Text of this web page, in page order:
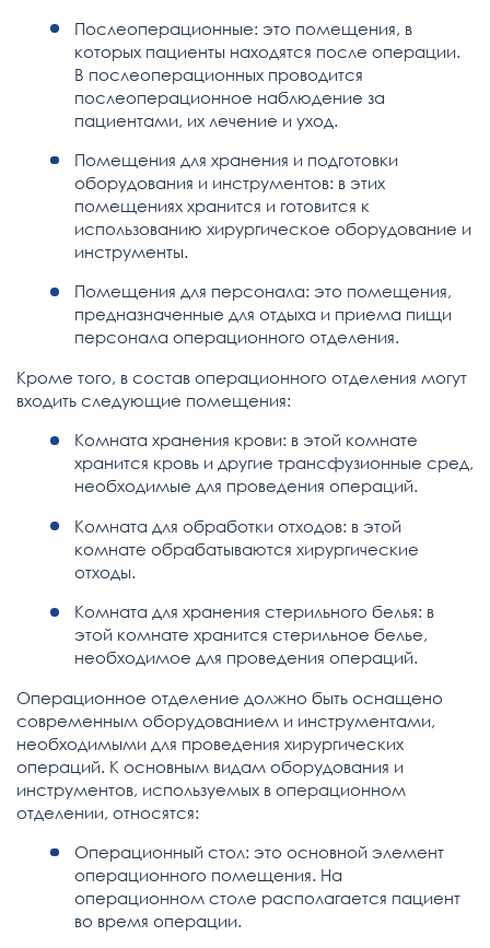
Послеоперационные: это помещения, в
которых пациенты находятся после операции.
В послеоперационных проводится
послеоперационное наблюдение за
пациентами, их лечение и уход.
Помещения для хранения и подготовки
оборудования и инструментов: в этих
помещениях хранится и готовится к
использованию хирургическое оборудование и
инструменты.
Помещения для персонала: это помещения,
предназначенные для отдыха и приема пищи
персонала операционного отделения.
Кроме того, в состав операционного отделения могут
входить следующие помещения:
Комната хранения крови: в этой комнате
хранится кровь и другие трансфузионные сред,
необходимые для проведения операций.
Комната для обработки отходов: в этой
комнате обрабатываются хирургические
отходы.
Комната для хранения стерильного белья: в
этой комнате хранится стерильное белье,
необходимое для проведения операций.
Операционное отделение должно быть оснащено
современным оборудованием и инструментами,
необходимыми для проведения хирургических
операций. К основным видам оборудования и
инструментов, используемых в операционном
отделении, относятся:
Операционный стол: это основной элемент
операционного помещения. На
операционном столе располагается пациент
во время операции.